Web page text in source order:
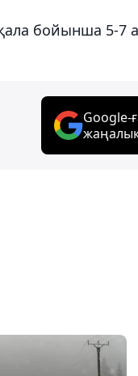
қала бойынша 5-
Google-